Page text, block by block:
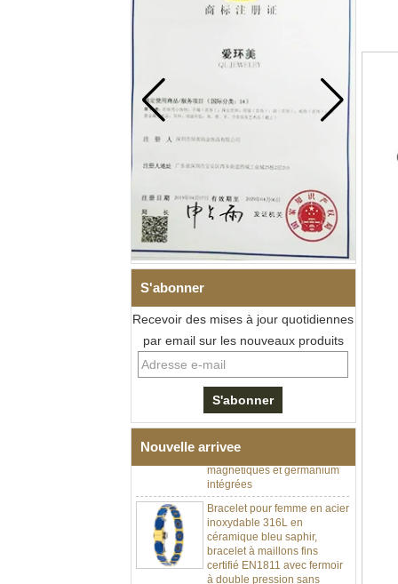
S'abonner
Recevoir des mises à jour quotidiennes
par email sur les nouveaux produits
Nouvelle arrivee
Bracelet à maillons I en acier
inoxydable 304 en
céramique de zircone noire
pour hommes, fermoir
316L, bracelet à maillons
magnétiques et germanium
intégrées
Bracelet pour femme en acier
inoxydable 316L en
céramique bleu saphir,
bracelet à maillons fins
certifié EN1811 avec fermoir
à double pression sans
couture